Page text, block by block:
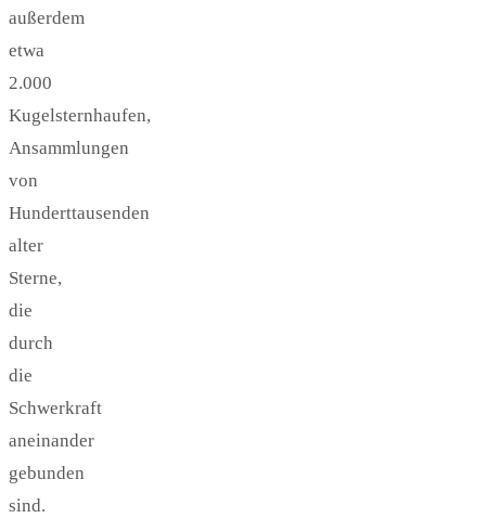
außerdem
etwa
2.000
Kugelsternhaufen,
Ansammlungen
von
Hunderttausenden
alter
Sterne,
die
durch
die
Schwerkraft
aneinander
gebunden
sind.